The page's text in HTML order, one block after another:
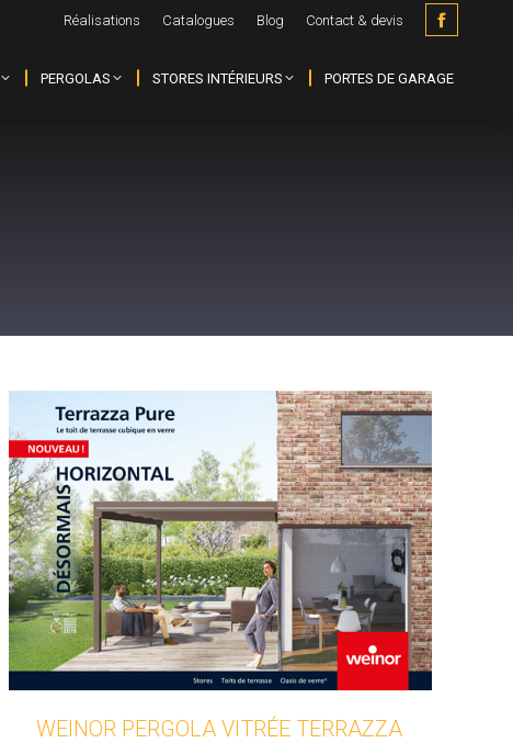
Réalisations Catalogues Blog Contact & devis
PERGOLAS STORES INTÉRIEURS PORTES DE GARAGE
WEINOR PERGOLA VITRÉE TERRAZZA